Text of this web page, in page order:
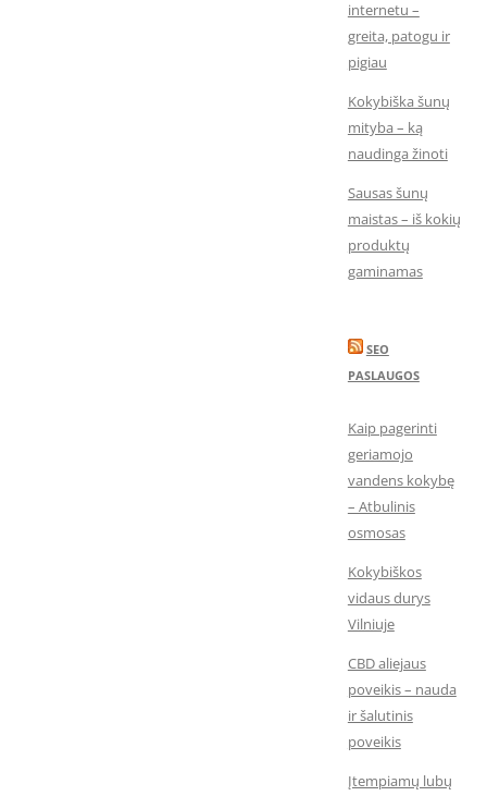
internetu –
greita, patogu ir
pigiau
Kokybiška šunų
mityba – ką
naudinga žinoti
Sausas šunų
maistas – iš kokių
produktų
gaminamas
SEO
PASLAUGOS
Kaip pagerinti
geriamojo
vandens kokybę
– Atbulinis
osmosas
Kokybiškos
vidaus durys
Vilniuje
CBD aliejaus
poveikis – nauda
ir šalutinis
poveikis
Įtempiamų lubų